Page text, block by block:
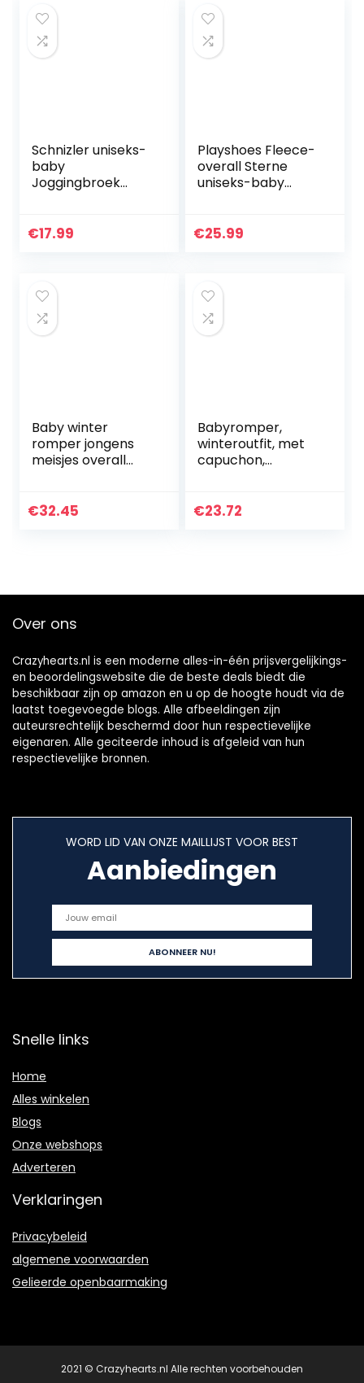
Schnizler uniseks-
baby
Joggingbroek
€17.99
Playshoes Fleece-
overall Sterne
uniseks-baby
€25.99
Baby winter
romper jongens
meisjes overall
lange mouwen
€32.45
Babyromper,
winteroutfit, met
capuchon,
overall, lange
€23.72
Over ons
Crazyhearts.nl is een moderne alles-in-één prijsvergelijkings-
en beoordelingswebsite die de beste deals biedt die
beschikbaar zijn op amazon en u op de hoogte houdt via de
laatst toegevoegde blogs. Alle afbeeldingen zijn
auteursrechtelijk beschermd door hun respectievelijke
eigenaren. Alle geciteerde inhoud is afgeleid van hun
respectievelijke bronnen.
WORD LID VAN ONZE MAILLIJST VOOR BEST
Aanbiedingen
Snelle links
Home
Alles winkelen
Blogs
Onze webshops
Adverteren
Verklaringen
Privacybeleid
algemene voorwaarden
Gelieerde openbaarmaking
2021 © Crazyhearts.nl Alle rechten voorbehouden